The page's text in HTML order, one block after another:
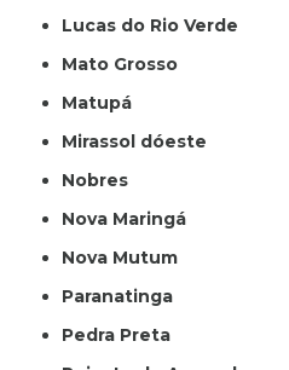
Lucas do Rio Verde
Mato Grosso
Matupá
Mirassol dóeste
Nobres
Nova Maringá
Nova Mutum
Paranatinga
Pedra Preta